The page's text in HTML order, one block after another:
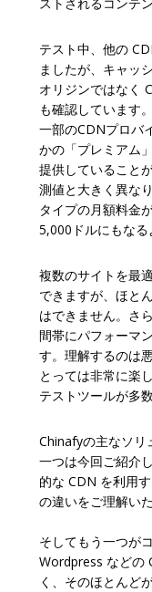
テスト中、他の
ましたが、キャッ
オリジンではなく
も確認しています。
一部のCDNプロバ
かの「プレミアム
提供していること
測値と大きく異な
タイプの月額料金
5,000ドルにもなる
複数のサイトを最
できますが、ほと
はできません。さ
間帯にパフォーマ
す。理解するのは
とっては非常に楽
テストツールが多
Chinafyの主なソリ
一つは今回ご紹介
的な CDN を利用
の違いをご理解い
そしてもう一つが
Wordpress などの
く、そのほとんど